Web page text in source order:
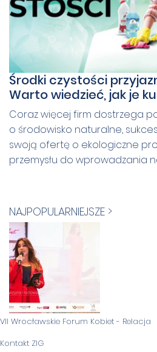
Środki czystości
Warto wiedzieć, jak je
Coraz więcej firm dostrzega
o środowisko naturalne,
swoją ofertę o ekologiczne
przemysłu do wprowadzania
NAJPOPULARNIEJSZE >
VII Wrocławskie Forum Kobiet - Relacja
Kontakt ZIG